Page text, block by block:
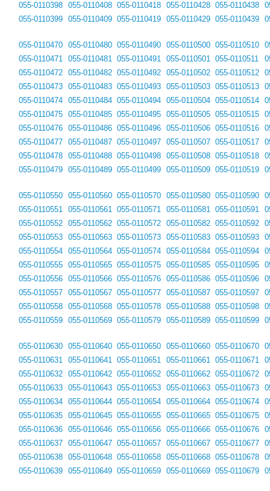
055-0110398
055-0110399
055-0110408
055-0110409
055-0110418
055-0110419
055-0110428
055-0110429
055-0110438
055-0110439
055-0110470
055-0110471
055-0110472
055-0110473
055-0110474
055-0110475
055-0110476
055-0110477
055-0110478
055-0110479
055-0110480
055-0110481
055-0110482
055-0110483
055-0110484
055-0110485
055-0110486
055-0110487
055-0110488
055-0110489
055-0110490
055-0110491
055-0110492
055-0110493
055-0110494
055-0110495
055-0110496
055-0110497
055-0110498
055-0110499
055-0110500
055-0110501
055-0110502
055-0110503
055-0110504
055-0110505
055-0110506
055-0110507
055-0110508
055-0110509
055-0110510
055-0110511
055-0110512
055-0110513
055-0110514
055-0110515
055-0110516
055-0110517
055-0110518
055-0110519
055-0110550
055-0110551
055-0110552
055-0110553
055-0110554
055-0110555
055-0110556
055-0110557
055-0110558
055-0110559
055-0110560
055-0110561
055-0110562
055-0110563
055-0110564
055-0110565
055-0110566
055-0110567
055-0110568
055-0110569
055-0110570
055-0110571
055-0110572
055-0110573
055-0110574
055-0110575
055-0110576
055-0110577
055-0110578
055-0110579
055-0110580
055-0110581
055-0110582
055-0110583
055-0110584
055-0110585
055-0110586
055-0110587
055-0110588
055-0110589
055-0110590
055-0110591
055-0110592
055-0110593
055-0110594
055-0110595
055-0110596
055-0110597
055-0110598
055-0110599
055-0110630
055-0110631
055-0110632
055-0110633
055-0110634
055-0110635
055-0110636
055-0110637
055-0110638
055-0110639
055-0110640
055-0110641
055-0110642
055-0110643
055-0110644
055-0110645
055-0110646
055-0110647
055-0110648
055-0110649
055-0110650
055-0110651
055-0110652
055-0110653
055-0110654
055-0110655
055-0110656
055-0110657
055-0110658
055-0110659
055-0110660
055-0110661
055-0110662
055-0110663
055-0110664
055-0110665
055-0110666
055-0110667
055-0110668
055-0110669
055-0110670
055-0110671
055-0110672
055-0110673
055-0110674
055-0110675
055-0110676
055-0110677
055-0110678
055-0110679